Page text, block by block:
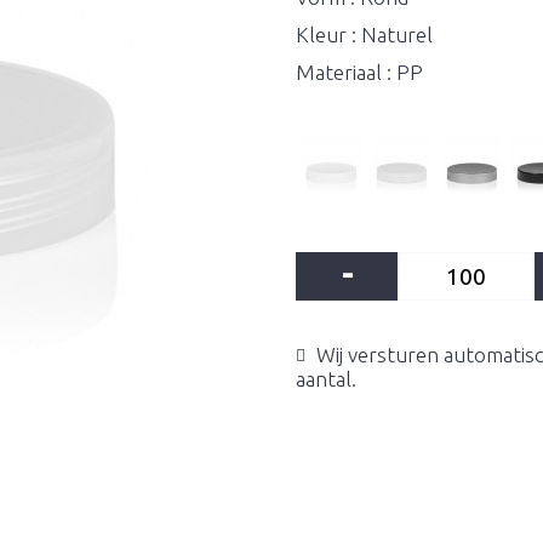
Kleur : Naturel
Materiaal : PP
-
Wij versturen
aantal.